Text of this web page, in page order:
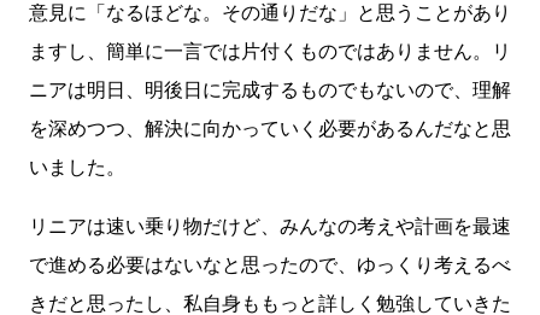
意見に「なるほどな。その通りだな」と思うことがあり
ますし、簡単に一言では片付くものではありません。リ
ニアは明日、明後日に完成するものでもないので、理解
を深めつつ、解決に向かっていく必要があるんだなと思
いました。
リニアは速い乗り物だけど、みんなの考えや計画を最速
で進める必要はないなと思ったので、ゆっくり考えるべ
きだと思ったし、私自身ももっと詳しく勉強していきた